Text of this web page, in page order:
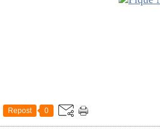
Repost 0